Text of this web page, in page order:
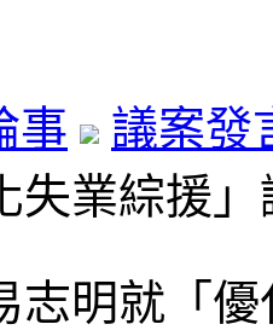
事
議案發
失業綜援
志明就「